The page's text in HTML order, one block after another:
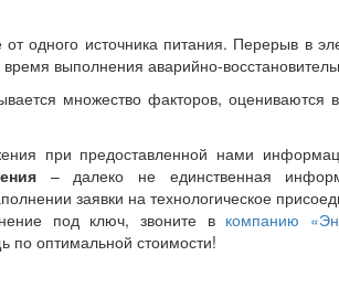
одного источника питания. Перерыв в
выполнения аварийно-
множество факторов, оцениваются
при предоставленной нами
– далеко не единственная
заявки на технологическое
под ключ, звоните в компанию
по оптимальной стоимости!